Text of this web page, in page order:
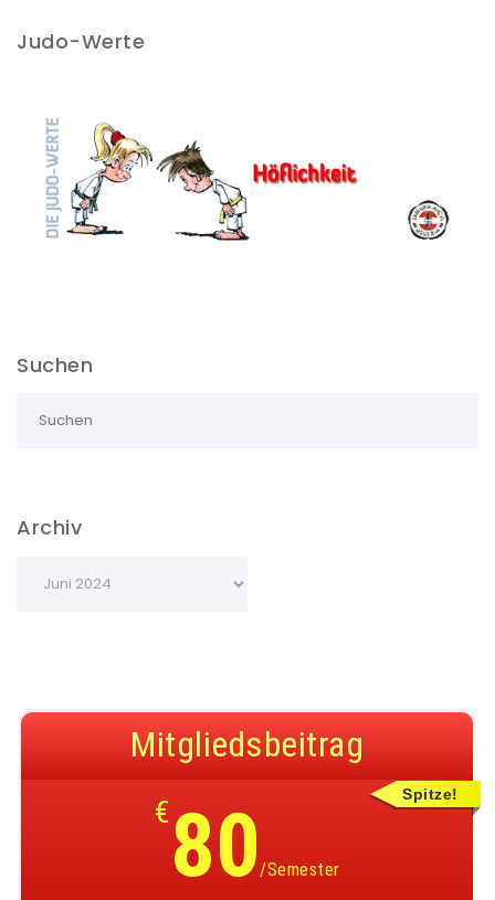
Judo-Werte
Suchen
Archiv
Spitze!
Mitgliedsbeitrag
€80/Semester